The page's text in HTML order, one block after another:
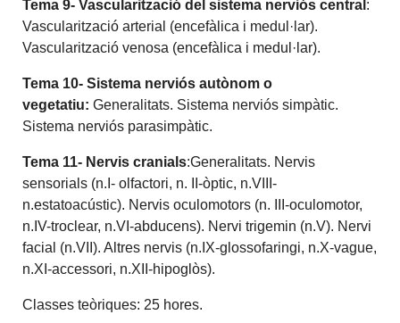
Tema 9- Vascularització del sistema nerviós central :
Vascularització arterial (encefàlica i medul·lar).
Vascularització venosa (encefàlica i medul·lar).
Tema 10- Sistema nerviós autònom o
vegetatiu: Generalitats. Sistema nerviós simpàtic.
Sistema nerviós parasimpàtic.
Tema 11- Nervis cranials:Generalitats. Nervis
sensorials (n.I- olfactori, n. II-òptic, n.VIII-
n.estatoacústic). Nervis oculomotors (n. III-oculomotor,
n.IV-troclear, n.VI-abducens). Nervi trigemin (n.V). Nervi
facial (n.VII). Altres nervis (n.IX-glossofaringi, n.X-vague,
n.XI-accessori, n.XII-hipoglòs).
Classes teòriques: 25 hores.